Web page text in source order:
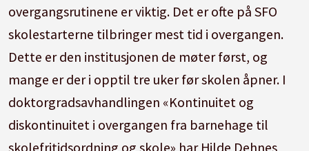
overgangsrutinene er viktig. Det er ofte på SFO
skolestarterne tilbringer mest tid i overgangen.
Dette er den institusjonen de møter først, og
mange er der i opptil tre uker før skolen åpner. I
doktorgradsavhandlingen «Kontinuitet og
diskontinuitet i overgangen fra barnehage til
skolefritidsordning og skole» har Hilde Dehnes